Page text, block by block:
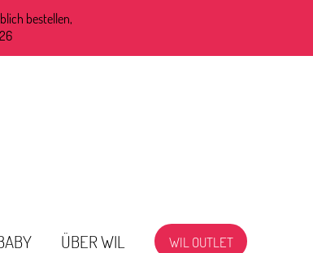
bestellen,
ÜBER WIL WIL OUTLET